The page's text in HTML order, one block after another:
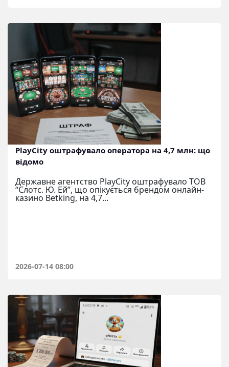
PlayCity оштрафувало оператора на 4,7 млн: що
відомо
Державне агентство PlayCity оштрафувало ТОВ
“Слотс. Ю. Ей”, що опікується брендом онлайн-
казино Betking, на 4,7...
2026-07-14 08:00